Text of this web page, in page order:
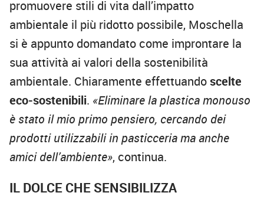
promuovere stili di vita dall’impatto
ambientale il più ridotto possibile, Moschella
si è appunto domandato come improntare la
sua attività ai valori della sostenibilità
ambientale. Chiaramente effettuandoscelte
eco-sostenibili. «Eliminare la plastica monouso
è stato il mio primo pensiero, cercando dei
prodotti utilizzabili in pasticceria ma anche
amici dell’ambiente», continua.
IL DOLCE CHE SENSIBILIZZA